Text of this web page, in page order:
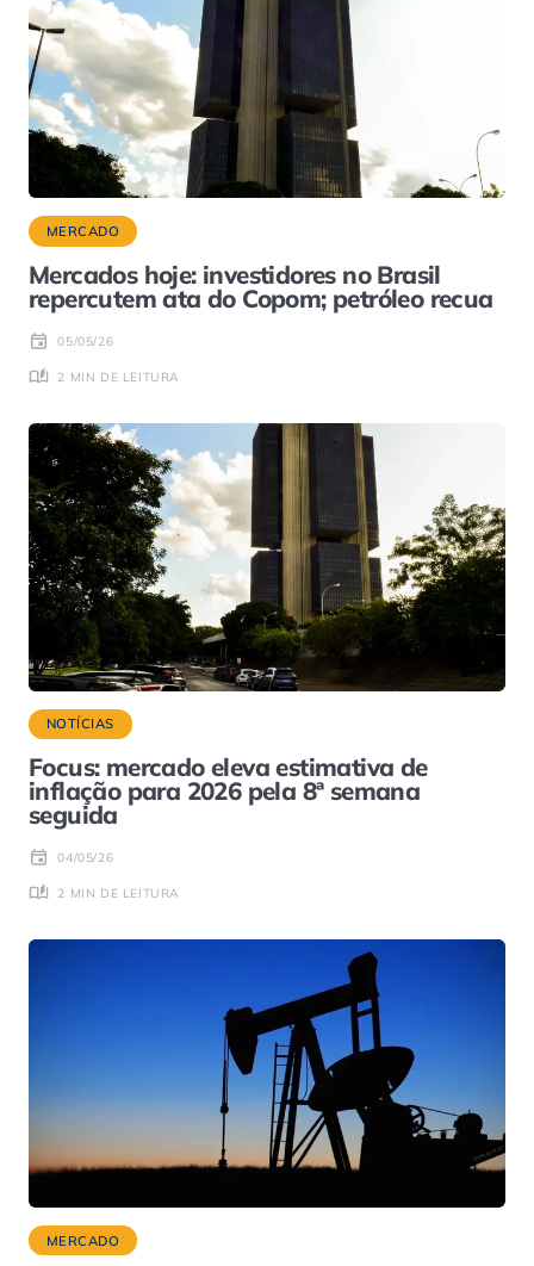
MERCADO
Mercados hoje: investidores no Brasil
repercutem ata do Copom; petróleo recua
05/05/26
2 MIN DE LEITURA
NOTÍCIAS
Focus: mercado eleva estimativa de
inflação para 2026 pela 8ª semana
seguida
04/05/26
2 MIN DE LEITURA
MERCADO